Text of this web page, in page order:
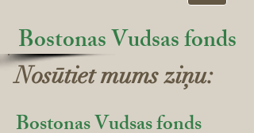
Bostonas Vudsas fonds
Nosūtiet mums ziņu:
Bostonas Vudsas fonds